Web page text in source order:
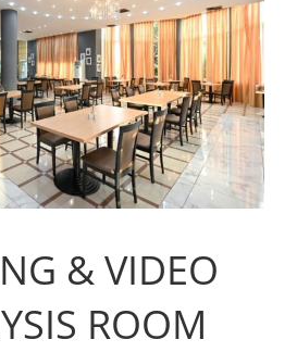
& VIDEO
ROOM